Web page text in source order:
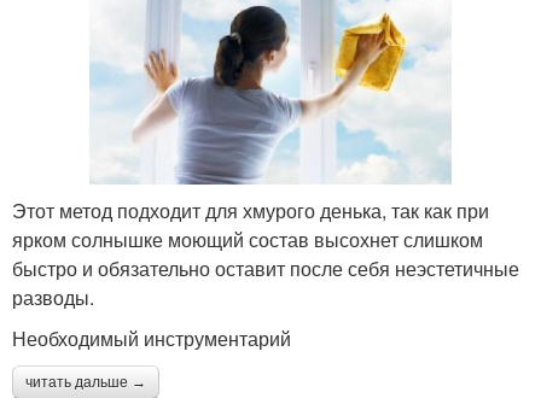
Этот метод подходит для хмурого денька, так как при
ярком солнышке моющий состав высохнет слишком
быстро и обязательно оставит после себя неэстетичные
разводы.
Необходимый инструментарий
читать дальше →